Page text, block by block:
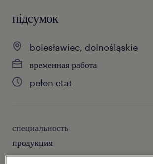
підсумок
bolesławiec, dolnośląskie
временная работа
pełen etat
специальность
продукция